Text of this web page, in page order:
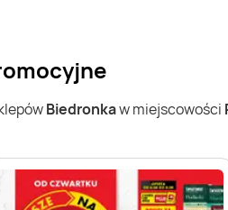
Biedronkaw miejscowości